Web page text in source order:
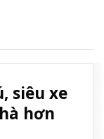
siêu xe
hơn